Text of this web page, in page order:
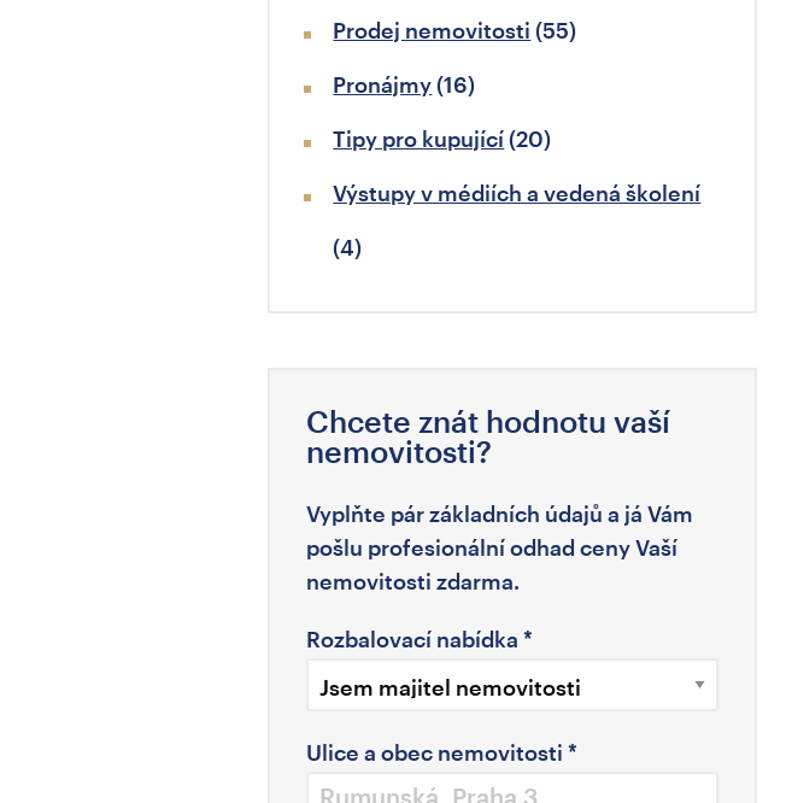
Prodej nemovitosti (55)
Pronájmy(16)
Tipy pro kupující(20)
Výstupy v médiích a vedená školení
(4)
Chcete znát hodnotu vaší
nemovitosti?
Vyplňte pár základních údajů a já Vám
pošlu profesionální odhad ceny Vaší
nemovitosti zdarma.
Rozbalovací nabídka *
Ulice a obec nemovitosti *